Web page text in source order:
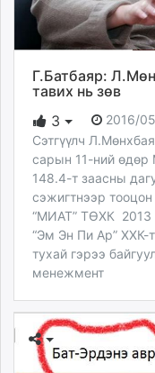
Г.Батбаяр:
тавих нь зөв
3
2016/
Сэтгүүлч
сарын 11-ний өдөр
148.4-т заасны
сэжигтнээр
“МИАТ” ТӨХК 2013
“Эм Эн Пи Ар” ХХК-
тухай гэрээ
менежмент